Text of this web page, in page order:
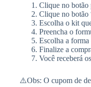
Clique no botão
Clique no botão
Escolha o kit
Preencha o
Escolha a forma
Finalize a
Você receberá
⚠️Obs: O cupom de